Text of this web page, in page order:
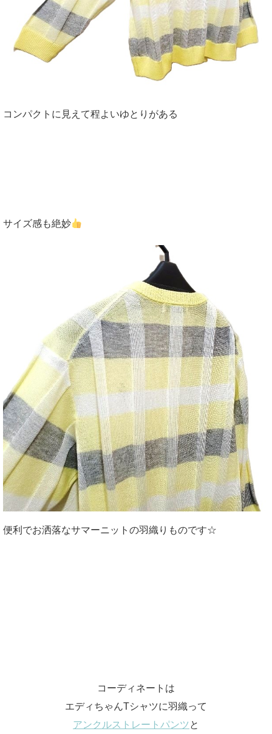
コンパクトに見えて程よいゆとりがある
サイズ感も絶妙
便利でお洒落なサマーニットの羽織りものです☆
コーディネートは
エディちゃんTシャツに羽織って
アンクルストレートパンツ と